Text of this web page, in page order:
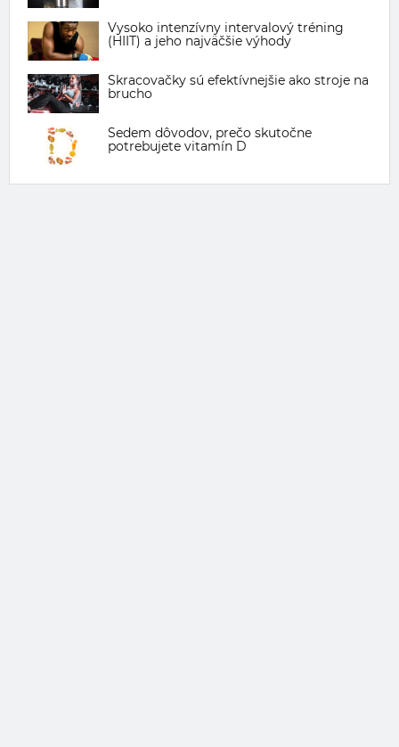
Vysoko intenzívny intervalový tréning
(HIIT) a jeho najväčšie výhody
Skracovačky sú efektívnejšie ako stroje na
brucho
Sedem dôvodov, prečo skutočne
potrebujete vitamín D